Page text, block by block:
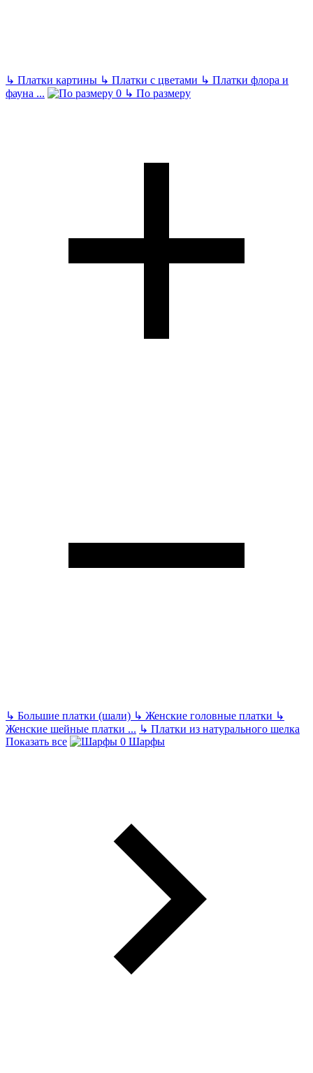
↳ Платки картины ↳ Платки с цветами ↳ Платки флора и
фауна ... ↳ По размеру
↳ Большие платки (шали) ↳ Женские головные платки ↳
Женские шейные платки ... ↳ Платки из натурального шелка
Показать все
Шарфы